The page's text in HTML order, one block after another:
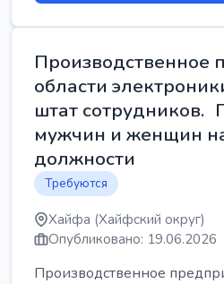
Производственное
области
штат сотрудников.
мужчин и женщин
должности
Требуются
Хайфа (Хайфский округ)
Опубликовано: 19.06.2026
Производственное